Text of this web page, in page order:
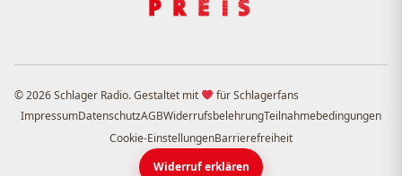
© 2026 Schlager Radio. Gestaltet mit
für Schlagerfans
ImpressumDatenschutzAGBWiderrufsbelehrungTeilnahmebedingungen
Cookie-EinstellungenBarrierefreiheit
Widerruf erklären